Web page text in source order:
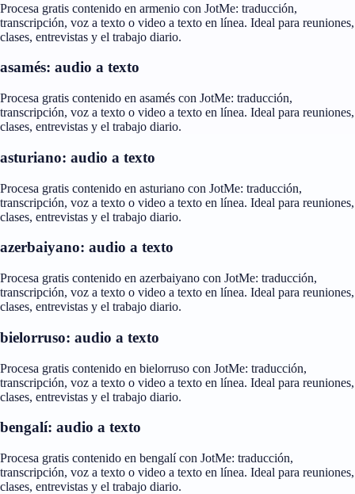
Procesa gratis contenido en armenio con JotMe: traducción,
transcripción, voz a texto o video a texto en línea. Ideal para reuniones,
clases, entrevistas y el trabajo diario.
asamés: audio a texto
Procesa gratis contenido en asamés con JotMe: traducción,
transcripción, voz a texto o video a texto en línea. Ideal para reuniones,
clases, entrevistas y el trabajo diario.
asturiano: audio a texto
Procesa gratis contenido en asturiano con JotMe: traducción,
transcripción, voz a texto o video a texto en línea. Ideal para reuniones,
clases, entrevistas y el trabajo diario.
azerbaiyano: audio a texto
Procesa gratis contenido en azerbaiyano con JotMe: traducción,
transcripción, voz a texto o video a texto en línea. Ideal para reuniones,
clases, entrevistas y el trabajo diario.
bielorruso: audio a texto
Procesa gratis contenido en bielorruso con JotMe: traducción,
transcripción, voz a texto o video a texto en línea. Ideal para reuniones,
clases, entrevistas y el trabajo diario.
bengalí: audio a texto
Procesa gratis contenido en bengalí con JotMe: traducción,
transcripción, voz a texto o video a texto en línea. Ideal para reuniones,
clases, entrevistas y el trabajo diario.